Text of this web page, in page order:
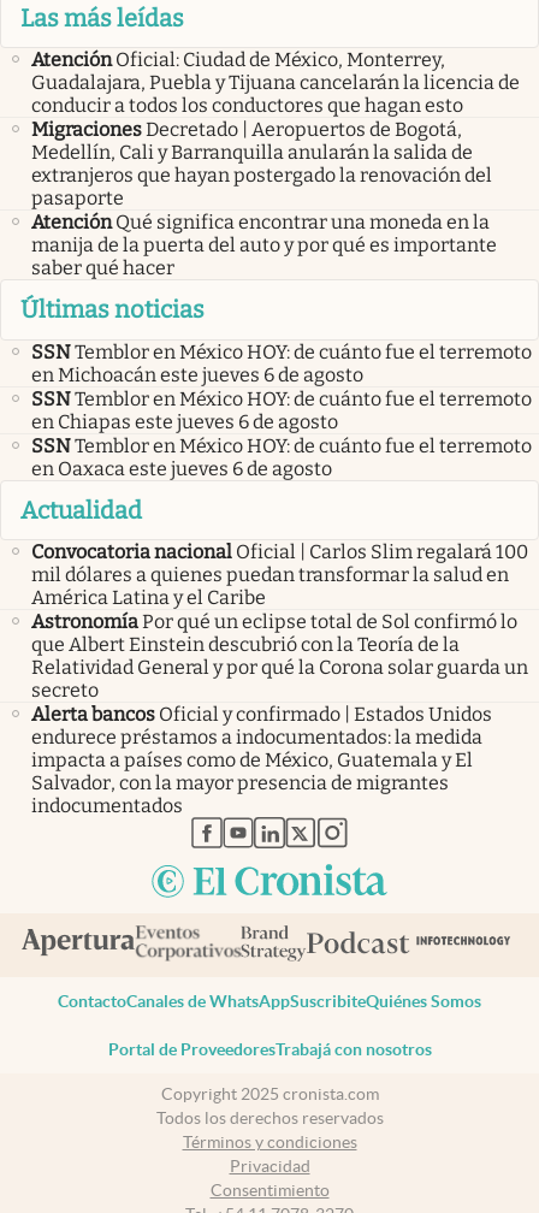
Las más leídas
Atención Oficial: Ciudad de México, Monterrey,
Guadalajara, Puebla y Tijuana cancelarán la licencia de
conducir a todos los conductores que hagan esto
MigracionesDecretado | Aeropuertos de Bogotá,
Medellín, Cali y Barranquilla anularán la salida de
extranjeros que hayan postergado la renovación del
pasaporte
Atención Qué significa encontrar una moneda en la
manija de la puerta del auto y por qué es importante
saber qué hacer
Últimas noticias
SSNTemblor en México HOY: de cuánto fue el terremoto
en Michoacán este jueves 6 de agosto
SSNTemblor en México HOY: de cuánto fue el terremoto
en Chiapas este jueves 6 de agosto
SSNTemblor en México HOY: de cuánto fue el terremoto
en Oaxaca este jueves 6 de agosto
Actualidad
Convocatoria nacional Oficial | Carlos Slim regalará 100
mil dólares a quienes puedan transformar la salud en
América Latina y el Caribe
AstronomíaPor qué un eclipse total de Sol confirmó lo
que Albert Einstein descubrió con la Teoría de la
Relatividad General y por qué la Corona solar guarda un
secreto
Alerta bancos Oficial y confirmado | Estados Unidos
endurece préstamos a indocumentados: la medida
impacta a países como de México, Guatemala y El
Salvador, con la mayor presencia de migrantes
indocumentados
abre en nueva pestaña
abre en nueva pestaña
abre en nueva pestaña
abre en nueva pestaña
abre en nueva pestaña
ContactoCanales de WhatsAppSuscribiteQuiénes Somos
Portal de ProveedoresTrabajá con nosotros
Copyright 2025 cronista.com
Todos los derechos reservados
Términos y condiciones
Privacidad
Consentimiento